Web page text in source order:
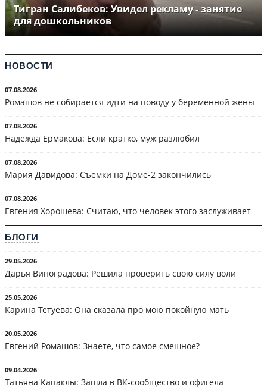
Тигран Салибеков: Увидел рекламу - занятие
для дошкольников
НОВОСТИ
07.08.2026
Ромашов не собирается идти на поводу у беременной жены
07.08.2026
Надежда Ермакова: Если кратко, муж разлюбил
07.08.2026
Мария Давидова: Съёмки на Доме-2 закончились
07.08.2026
Евгения Хорошева: Считаю, что человек этого заслуживает
БЛОГИ
29.05.2026
Дарья Виноградова: Решила проверить свою силу воли
25.05.2026
Карина Тетуева: Она сказала про мою покойную мать
20.05.2026
Евгений Ромашов: Знаете, что самое смешное?
09.04.2026
Татьяна Капаклы: Зашла в ВК-сообщество и офигела